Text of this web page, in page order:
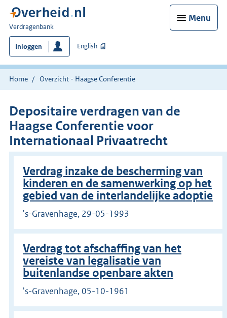
Menu
U
bent
hier:
Verdragenbank
Inloggen English
Home Overzicht - Haagse Conferentie
Depositaire verdragen van de
Haagse Conferentie voor
Internationaal Privaatrecht
Verdrag inzake de bescherming van
kinderen en de samenwerking op het
gebied van de interlandelijke adoptie
's-Gravenhage, 29-05-1993
Verdrag tot afschaffing van het
vereiste van legalisatie van
buitenlandse openbare akten
's-Gravenhage, 05-10-1961